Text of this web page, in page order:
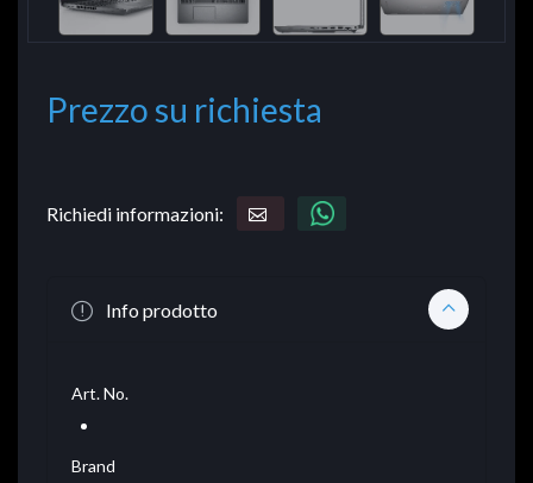
Prezzo su richiesta
Richiedi informazioni:
Info prodotto
Art. No.
Brand